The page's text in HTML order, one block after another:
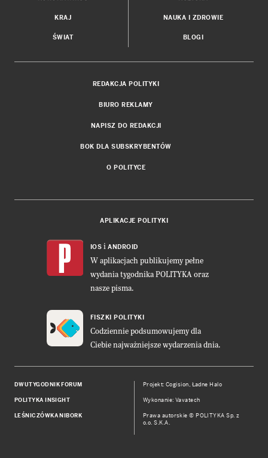
KRAJ
ŚWIAT
NAUKA I ZDROWIE
BLOGI
REDAKCJA POLITYKI
BIURO REKLAMY
NAPISZ DO REDAKCJI
BOK DLA SUBSKRYBENTÓW
O POLITYCE
APLIKACJE POLITYKI
IOS i ANDROID
W aplikacjach publikujemy pełne
wydania tygodnika POLITYKA oraz
nasze pisma.
FISZKI POLITYKI
Codziennie podsumowujemy dla
Ciebie najważniejsze wydarzenia dnia.
DWUTYGODNIK FORUM
POLITYKA INSIGHT
LEŚNICZÓWKA NIBORK
Projekt:Cogision, Ładne Halo
Wykonanie: Vavatech
Prawa autorskie © POLITYKA Sp. z
o.o. S.K.A.